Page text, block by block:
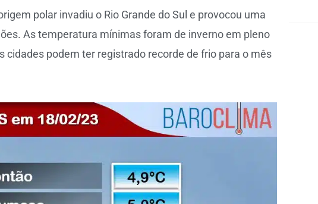
polar invadiu o Rio Grande do Sul e provocou uma
As temperatura mínimas foram de inverno em pleno
cidades podem ter registrado recorde de frio para o mês